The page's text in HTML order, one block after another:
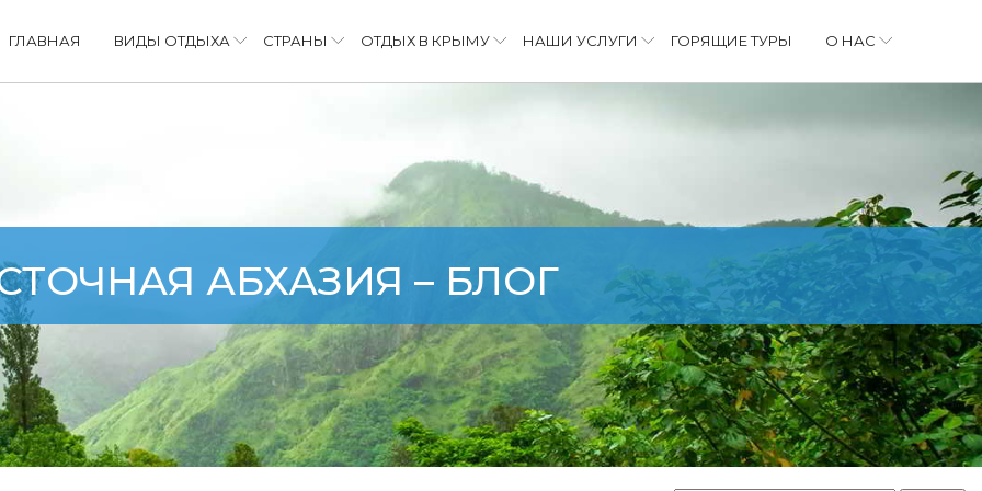
ГЛАВНАЯ ВИДЫ ОТДЫХА СТРАНЫ ОТДЫХ В КРЫМУ НАШИ УСЛУГИ ГОРЯЩИЕ ТУРЫ О НАС
АБХАЗИЯ – БЛОГ